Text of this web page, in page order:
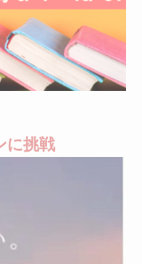
に挑戦